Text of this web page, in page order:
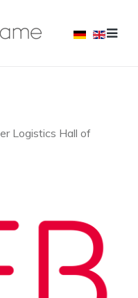
Logistics Hall of